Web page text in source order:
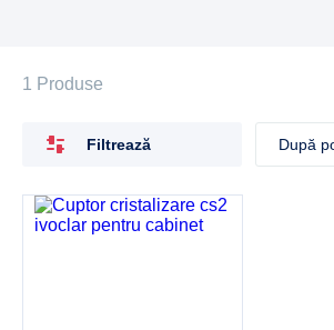
1 Produse
Filtrează